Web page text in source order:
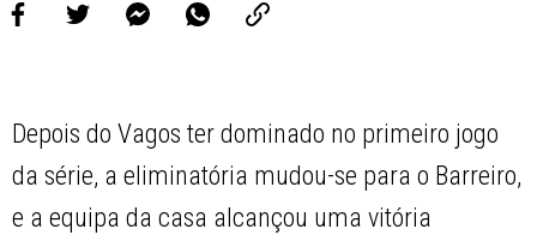
Depois do Vagos ter dominado no primeiro jogo
da série, a eliminatória mudou-se para o Barreiro,
e a equipa da casa alcançou uma vitória